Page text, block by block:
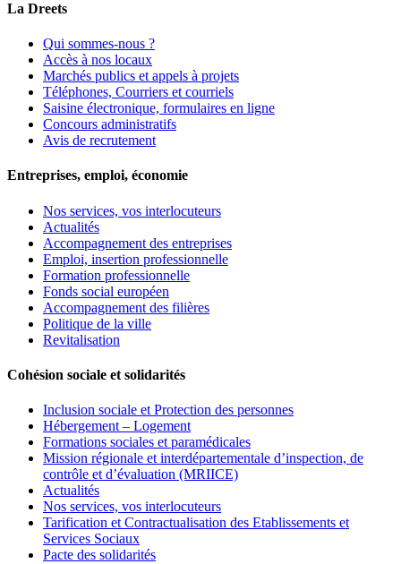
La Dreets
Qui sommes-nous ?
Accès à nos locaux
Marchés publics et appels à projets
Téléphones, Courriers et courriels
Saisine électronique, formulaires en ligne
Concours administratifs
Avis de recrutement
Entreprises, emploi, économie
Nos services, vos interlocuteurs
Actualités
Accompagnement des entreprises
Emploi, insertion professionnelle
Formation professionnelle
Fonds social européen
Accompagnement des filières
Politique de la ville
Revitalisation
Cohésion sociale et solidarités
Inclusion sociale et Protection des personnes
Hébergement – Logement
Formations sociales et paramédicales
Mission régionale et interdépartementale d’inspection, de
contrôle et d’évaluation (MRIICE)
Actualités
Nos services, vos interlocuteurs
Tarification et Contractualisation des Etablissements et
Services Sociaux
Pacte des solidarités